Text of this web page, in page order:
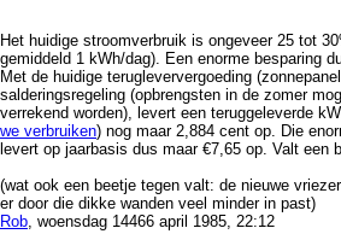
Het huidige stroomverbruik is ongeveer 25 tot
gemiddeld 1 kWh/dag). Een enorme besparing
Met de huidige terugleververgoeding
salderingsregeling (opbrengsten in de zomer
verrekend worden), levert een teruggeleverde
we verbruiken) nog maar 2,884 cent op. Die
levert op jaarbasis dus maar €7,65 op. Valt een
(wat ook een beetje tegen valt: de nieuwe
er door die dikke wanden veel minder in past)
Rob, woensdag 14466 april 1985, 22:12